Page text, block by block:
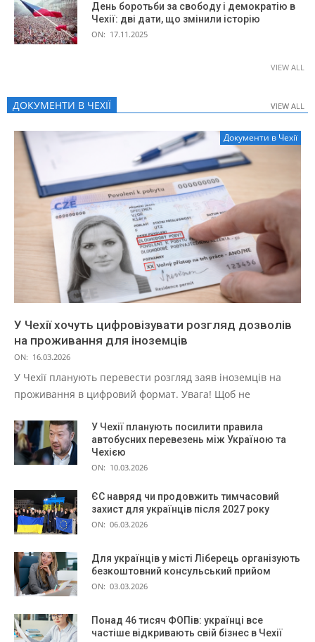
День боротьби за свободу і демократію в
Чехії: дві дати, що змінили історію
ON: 17.11.2025
VIEW ALL
ДОКУМЕНТИ В ЧЕХІЇ VIEW ALL
Документи в Чехії
У Чехії хочуть цифровізувати розгляд дозволів
на проживання для іноземців
ON: 16.03.2026
У Чехії планують перевести розгляд заяв іноземців на
проживання в цифровий формат. Увага! Щоб не
У Чехії планують посилити правила
автобусних перевезень між Україною та
Чехією
ON: 10.03.2026
ЄС навряд чи продовжить тимчасовий
захист для українців після 2027 року
ON: 06.03.2026
Для українців у місті Ліберець організують
безкоштовний консульський прийом
ON: 03.03.2026
Понад 46 тисяч ФОПів: українці все
частіше відкривають свій бізнес в Чехії
VIEW ALL